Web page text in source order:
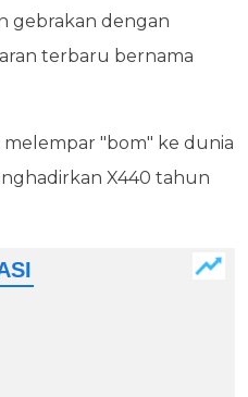
gebrakan dengan
terbaru bernama
melempar "bom" ke dunia
X440 tahun